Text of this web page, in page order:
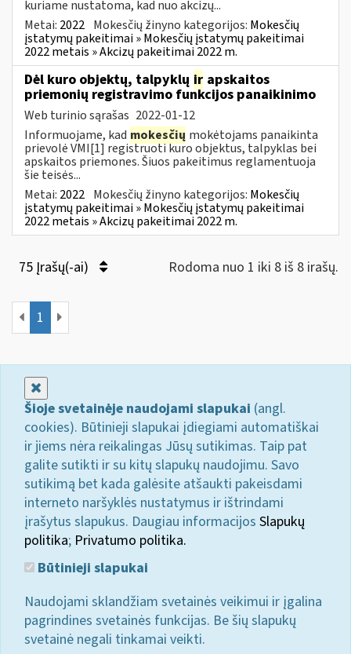
kuriame nustatoma, kad nuo akcizų...
Metai: 2022 Mokesčių žinyno kategorijos: Mokesčių
įstatymų pakeitimai » Mokesčių įstatymų pakeitimai
2022 metais » Akcizų pakeitimai 2022 m.
Dėl kuro objektų, talpyklų ir apskaitos
priemonių registravimo funkcijos panaikinimo
Web turinio sąrašas 2022-01-12
Informuojame, kad mokesčių mokėtojams panaikinta
prievolė VMI[1] registruoti kuro objektus, talpyklas bei
apskaitos priemones. Šiuos pakeitimus reglamentuoja
šie teisės...
Metai: 2022 Mokesčių žinyno kategorijos: Mokesčių
įstatymų pakeitimai » Mokesčių įstatymų pakeitimai
2022 metais » Akcizų pakeitimai 2022 m.
75 Įrašų(-ai) Rodoma nuo 1 iki 8 iš 8 irašų.
1
Šioje svetainėje naudojami slapukai (angl.
cookies). Būtinieji slapukai įdiegiami automatiškai
ir jiems nėra reikalingas Jūsų sutikimas. Taip pat
galite sutikti ir su kitų slapukų naudojimu. Savo
sutikimą bet kada galėsite atšaukti pakeisdami
interneto naršyklės nustatymus ir ištrindami
įrašytus slapukus. Daugiau informacijos Slapukų
politika; Privatumo politika.
Būtinieji slapukai
Naudojami sklandžiam svetainės veikimui ir įgalina
pagrindines svetainės funkcijas. Be šių slapukų
svetainė negali tinkamai veikti.